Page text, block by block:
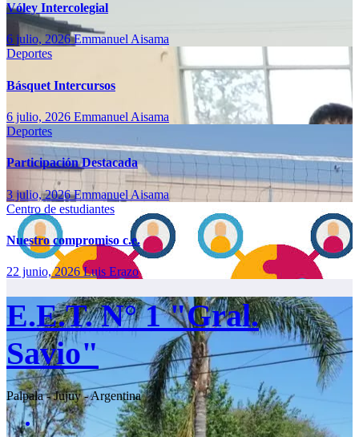
Vóley Intercolegial
6 julio, 2026Emmanuel Aisama
Deportes
Básquet Intercursos
6 julio, 2026 Emmanuel Aisama
Deportes
Participación Destacada
3 julio, 2026Emmanuel Aisama
Centro de estudiantes
Nuestro compromiso c.e.
22 junio, 2026Luis Erazo
E.E.T. N° 1 "Gral.
Savio"
Palpala - Jujuy - Argentina